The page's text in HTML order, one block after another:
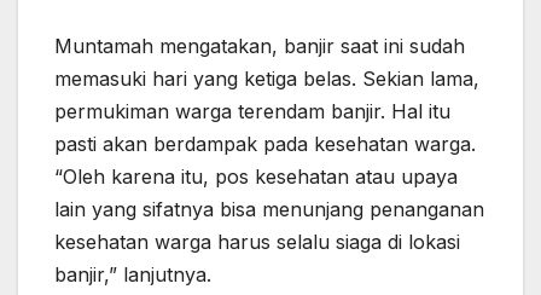
Muntamah mengatakan, banjir saat ini sudah
memasuki hari yang ketiga belas. Sekian lama,
permukiman warga terendam banjir. Hal itu
pasti akan berdampak pada kesehatan warga.
“Oleh karena itu, pos kesehatan atau upaya
lain yang sifatnya bisa menunjang penanganan
kesehatan warga harus selalu siaga di lokasi
banjir,” lanjutnya.